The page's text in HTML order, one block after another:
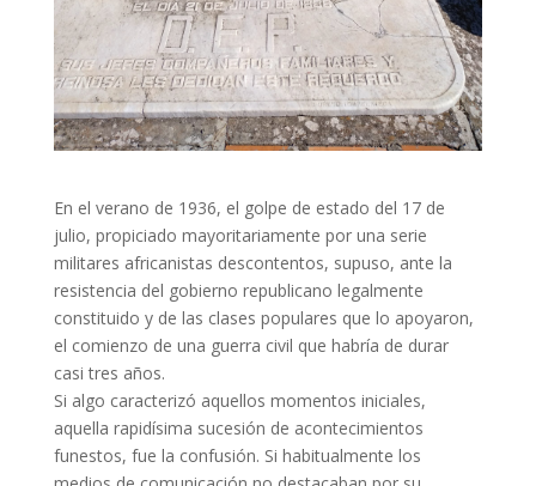
En el verano de 1936, el golpe de estado del 17 de
julio, propiciado mayoritariamente por una serie
militares africanistas descontentos, supuso, ante la
resistencia del gobierno republicano legalmente
constituido y de las clases populares que lo apoyaron,
el comienzo de una guerra civil que habría de durar
casi tres años.
Si algo caracterizó aquellos momentos iniciales,
aquella rapidísima sucesión de acontecimientos
funestos, fue la confusión. Si habitualmente los